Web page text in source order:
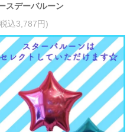
スデーバルーン
込3,787円)